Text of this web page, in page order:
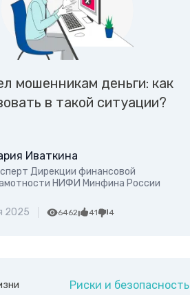
мошенникам деньги: как
в такой ситуации?
Иваткина
Дирекции финансовой
НИФИ Минфина России
2025 6462 41 4
Риски и безопасность